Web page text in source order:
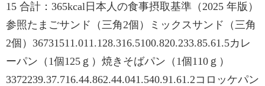
15 合計：365kcal日本人の食事摂取基準（2025 年版）
参照たまごサンド（三角2個）ミックスサンド（三角
2個）36731511.011.128.316.5100.820.233.85.61.5カレ
ーパン（1個125ｇ）焼きそばパン（1個110ｇ）
3372239.37.716.44.862.44.041.540.91.61.2コロッケパン